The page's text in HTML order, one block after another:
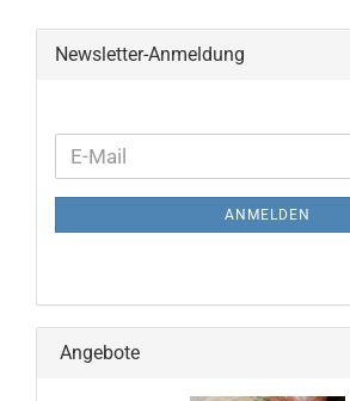
Newsletter-Anmeldung
WEITER
ZUR
NEWSLETTER-
ANMELDUNG
E-
ANMELDEN
Angebote